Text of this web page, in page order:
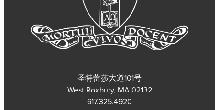
圣特蕾莎大道101号
West Roxbury, MA 02132
617.325.4920